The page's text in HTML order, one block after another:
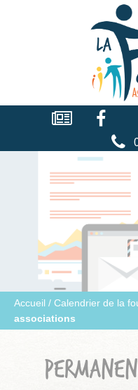
La
Actualités Facebook
Accueil / Calendrier de la
associations
Cookies management panel